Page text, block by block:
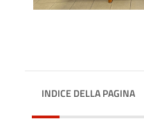
INDICE DELLA PAGINA